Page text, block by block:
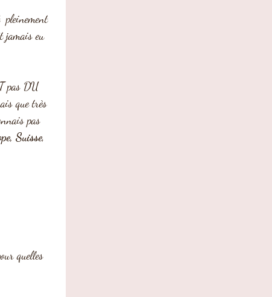
pleinement
jamais eu
pas DU
que très
pas
Suisse,
quelles